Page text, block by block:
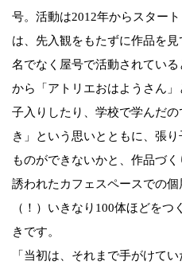
号。活動は2012年からスター
は、先入観をもたずに作品を
名でなく屋号で活動されてい
から「アトリエおはようさん
子入りしたり、学校で学んだ
き」という思いとともに、張
ものができないかと、作品づ
誘われたカフェスペースでの
（！）いきなり100体ほどを
きです。
「当初は、それまで手がけて